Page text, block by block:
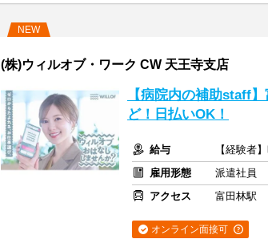
NEW
(株)ウィルオブ・ワーク CW 天王寺支店
【病院内の補助staff
ど！日払いOK！
給与
【経験者
雇用形態
派遣社員
アクセス
富田林駅
オンライン面接可